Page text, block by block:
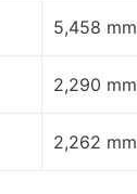
5,458 mm
2,290 mm
2,262 mm